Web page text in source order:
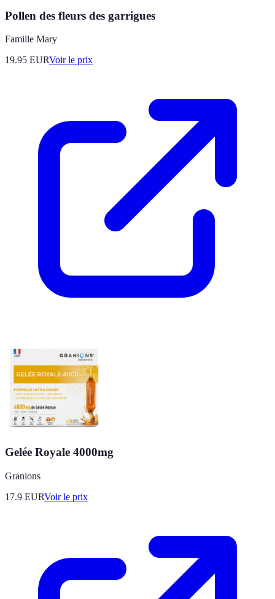
Pollen des fleurs des garrigues
Famille Mary
19.95 EURVoir le prix
Gelée Royale 4000mg
Granions
17.9 EURVoir le prix